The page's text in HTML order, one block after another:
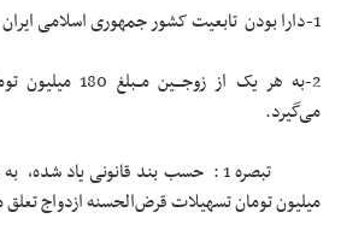
1-دارا بودن تابعیت کشور جمهوری اسلامی ایران .
2-به هر یک از
می‌گیرد.
میلیون تومان تسهیلات قرض‌الحسنه ازدواج